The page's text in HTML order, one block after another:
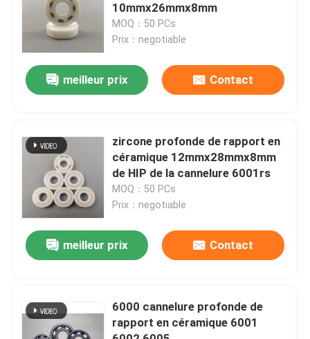
Exposition de VR
À propos de nous
Contrôle de qualité
Contactez-nous
Demandez une citation
608 incidences en céramique
10mmx26mmx8mm
MOQ：50 PCs
Prix：negotiable
meilleur prix Contact
zircone profonde de rapport en
céramique 12mmx28mmx8mm
de HIP de la cannelure 6001rs
MOQ：50 PCs
Prix：negotiable
meilleur prix Contact
6000 cannelure profonde de
rapport en céramique 6001